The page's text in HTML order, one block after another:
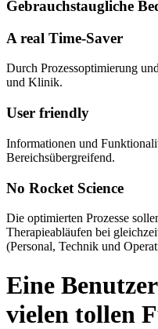
Gebrauchstaugliche
A real Time-Saver
Durch Prozessoptimierung
und Klinik.
User friendly
Informationen und
Bereichsübergreifend.
No Rocket Science
Die optimierten Prozesse
Therapieabläufen bei
(Personal, Technik und
Eine
vielen tollen